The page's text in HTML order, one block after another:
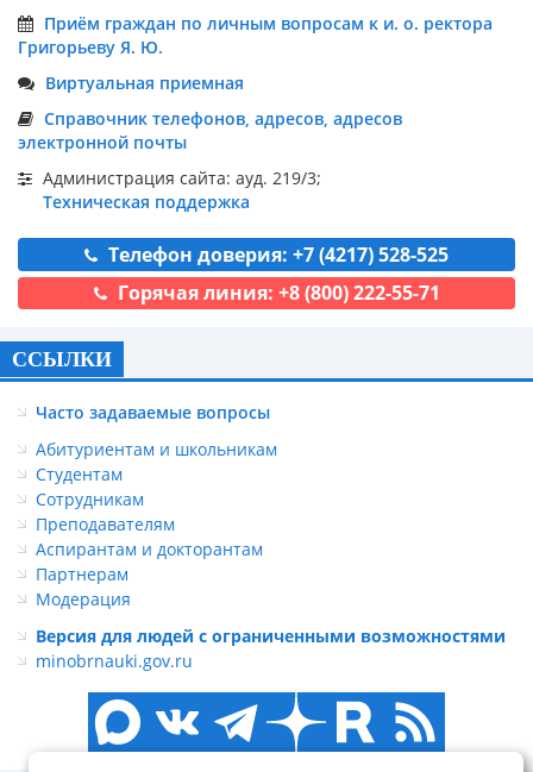
Приём граждан по личным вопросам к и. о. ректора
Григорьеву Я. Ю.
Виртуальная приемная
Справочник телефонов, адресов, адресов
электронной почты
Администрация сайта: ауд. 219/3;
Техническая поддержка
Телефон доверия: +7 (4217) 528-525
Горячая линия: +8 (800) 222-55-71
ССЫЛКИ
Часто задаваемые вопросы
Абитуриентам и школьникам
Студентам
Сотрудникам
Преподавателям
Аспирантам и докторантам
Партнерам
Модерация
Версия для людей с ограниченными возможностями
minobrnauki.gov.ru